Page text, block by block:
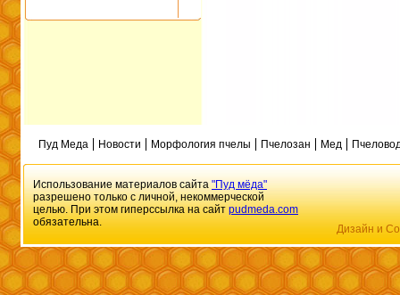
Пуд Меда Новости Морфология пчелы Пчелозан Мед
Использование материалов сайта"Пуд мёда"
разрешено только с личной, некоммерческой
целью. При этом гиперссылка на сайтpudmeda.com
обязательна.
Дизайн и